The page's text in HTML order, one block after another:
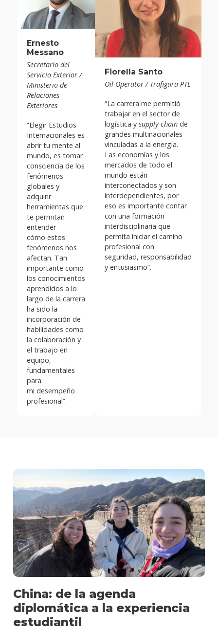
Ernesto
Messano
Secretario del
Servicio Exterior /
Ministerio de
Relaciones
Exteriores
“Elegir Estudios
Internacionales es
abrir tu mente al
mundo, es tomar
consciencia de los
fenómenos
globales y
adquirir
herramientas que
te permitan
entender
cómo estos
fenómenos nos
afectan. Tan
importante como
los conocimientos
aprendidos a lo
largo de la carrera
ha sido la
incorporación de
habilidades como
la colaboración y
el trabajo en
equipo,
fundamentales
para
mi desempeño
profesional”.
Fiorella Santo
Oil Operator / Trafigura PTE
“La carrera me permitió
trabajar en el sector de
logística y supply chainde
grandes multinacionales
vinculadas a la energía.
Las economías y los
mercados de todo el
mundo están
interconectados y son
interdependientes, por
eso es importante contar
con una formación
interdisciplinaria que
permita iniciar el camino
profesional con
seguridad, responsabilidad
y entusiasmo”.
China: de la agenda
diplomática a la experiencia
estudiantil